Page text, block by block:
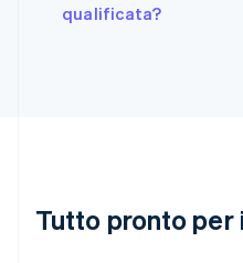
qualificata?
Tutto pronto per
Irlanda
English